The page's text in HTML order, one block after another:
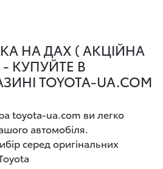
НА ДАХ ( АКЦІЙНА
КУПУЙТЕ В
TOYOTA-UA.COM
toyota-ua.com ви легко
автомобіля.
серед оригінальних